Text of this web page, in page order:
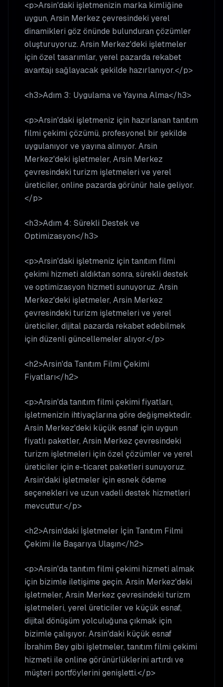
<p>Arsin'daki işletmenizin marka kimliğine
uygun, Arsin Merkez çevresindeki yerel
dinamikleri göz önünde bulunduran çözümler
oluşturuyoruz. Arsin Merkez'deki işletmeler
için özel tasarımlar, yerel pazarda rekabet
avantajı sağlayacak şekilde hazırlanıyor.</p>
<h3>Adım 3: Uygulama ve Yayına Alma</h3>
<p>Arsin'daki işletmeniz için hazırlanan tanıtım
filmi çekimi çözümü, profesyonel bir şekilde
uygulanıyor ve yayına alınıyor. Arsin
Merkez'deki işletmeler, Arsin Merkez
çevresindeki turizm işletmeleri ve yerel
üreticiler, online pazarda görünür hale geliyor.
</p>
<h3>Adım 4: Sürekli Destek ve
Optimizasyon</h3>
<p>Arsin'daki işletmeniz için tanıtım filmi
çekimi hizmeti aldıktan sonra, sürekli destek
ve optimizasyon hizmeti sunuyoruz. Arsin
Merkez'deki işletmeler, Arsin Merkez
çevresindeki turizm işletmeleri ve yerel
üreticiler, dijital pazarda rekabet edebilmek
için düzenli güncellemeler alıyor.</p>
<h2>Arsin'da Tanıtım Filmi Çekimi
Fiyatları</h2>
<p>Arsin'da tanıtım filmi çekimi fiyatları,
işletmenizin ihtiyaçlarına göre değişmektedir.
Arsin Merkez'deki küçük esnaf için uygun
fiyatlı paketler, Arsin Merkez çevresindeki
turizm işletmeleri için özel çözümler ve yerel
üreticiler için e-ticaret paketleri sunuyoruz.
Arsin'daki işletmeler için esnek ödeme
seçenekleri ve uzun vadeli destek hizmetleri
mevcuttur.</p>
<h2>Arsin'daki İşletmeler İçin Tanıtım Filmi
Çekimi ile Başarıya Ulaşın</h2>
<p>Arsin'da tanıtım filmi çekimi hizmeti almak
için bizimle iletişime geçin. Arsin Merkez'deki
işletmeler, Arsin Merkez çevresindeki turizm
işletmeleri, yerel üreticiler ve küçük esnaf,
dijital dönüşüm yolculuğuna çıkmak için
bizimle çalışıyor. Arsin'daki küçük esnaf
İbrahim Bey gibi işletmeler, tanıtım filmi çekimi
hizmeti ile online görünürlüklerini artırdı ve
müşteri portföylerini genişletti.</p>